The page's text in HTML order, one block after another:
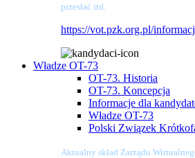
przesłać itd.
https://vot.pzk.org.pl/
Władze OT-73
OT-73. Historia
OT-73. Koncepcja
Informacje dla
Władze OT-73
Polski Związek
Aktualny skład Zarządu